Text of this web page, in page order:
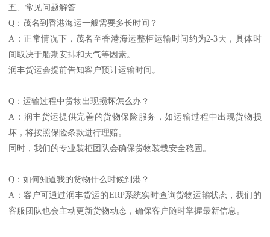
五、常见问题解答
Q：茂名到香港海运一般需要多长时间？
A：正常情况下，茂名至香港海运整柜运输时间约为2-3天，具体时
间取决于船期安排和天气等因素。
润丰货运会提前告知客户预计运输时间。
Q：运输过程中货物出现损坏怎么办？
A：润丰货运提供完善的货物保险服务，如运输过程中出现货物损
坏，将按照保险条款进行理赔。
同时，我们的专业装柜团队会确保货物装载安全稳固。
Q：如何知道我的货物什么时候到港？
A：客户可通过润丰货运的ERP系统实时查询货物运输状态，我们的
客服团队也会主动更新货物动态，确保客户随时掌握最新信息。